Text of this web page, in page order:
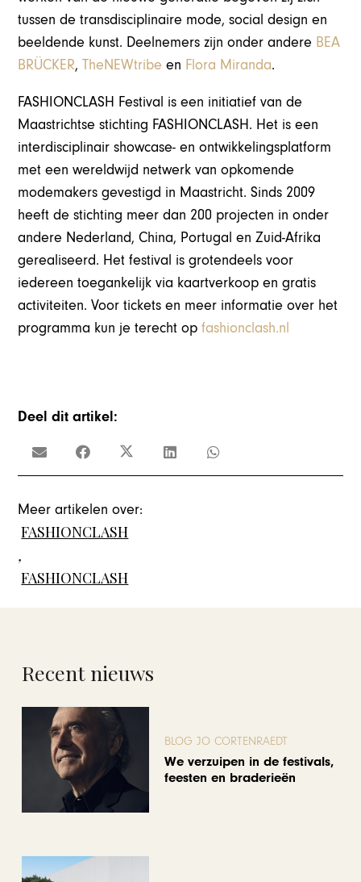
tussen de transdisciplinaire mode, social design en
beeldende kunst. Deelnemers zijn onder andere BEA
BRÜCKER,TheNEWtribe en Flora Miranda.
FASHIONCLASH Festival is een initiatief van de
Maastrichtse stichting FASHIONCLASH. Het is een
interdisciplinair showcase- en ontwikkelingsplatform
met een wereldwijd netwerk van opkomende
modemakers gevestigd in Maastricht. Sinds 2009
heeft de stichting meer dan 200 projecten in onder
andere Nederland, China, Portugal en Zuid-Afrika
gerealiseerd. Hetfestival is grotendeels voor
iedereen toegankelijk via kaartverkoop en gratis
activiteiten.Voor tickets en meer informatie over het
programma kun je terecht opfashionclash.nl
Deel dit artikel:
Meer artikelen over:
FASHIONCLASH
,
FASHIONCLASH
Recent nieuws
BLOG JO CORTENRAEDT
We verzuipen in de festivals,
feesten en braderieën